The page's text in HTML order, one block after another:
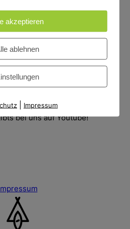
– kommt bald
Juni 2024 – kommt
2025 – Geduld
es noch nördlicher?
bei uns auf Youtube!
akzeptieren
ablehnen
| Impressum